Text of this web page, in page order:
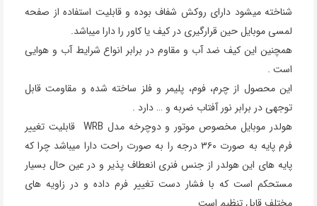
شناخته میشود دارای روکش شفاف بوده و قابلیت استفاده از صفحه
لمسی موبایل حین قرارگیری در کیف یا کاور را دارا میباشد.
همچنین این کیف ضد آب و مقاوم در برابر انواع شرایط آب و هوایی
است .
این محصول از چرم، فوم، پلیمر و فلز ساخته شده و مقاومت قابل
توجهی در برابر نور آفتاب ضربه و … دارد .
هولدر موبایل مخصوص موتور و دوچرخه مدل WRB قابلیت تغییر
فرم پایه به صورت ۳۶۰ درجه را به صورت راحت دارا میباشد چرا که
پایه های این هولدر از جنس فنری انعطاف پذیر و در عین حال بسیار
مستحکم است که با فشار دست تغییر فرم داده و در زاویه های